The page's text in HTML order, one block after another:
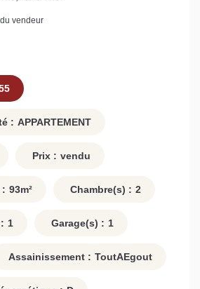
vendeur
: APPARTEMENT
Prix : vendu
: 93m² Chambre(s) : 2
1 Garage(s) : 1
Assainissement : ToutAEgout